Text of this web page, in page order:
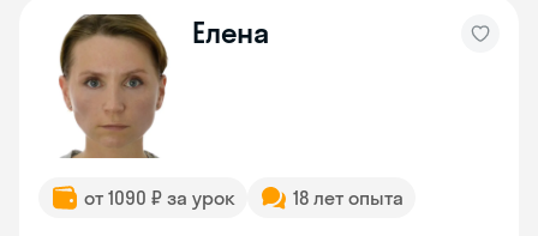
Елена
от 1090 ₽ за урок 18 лет опыта